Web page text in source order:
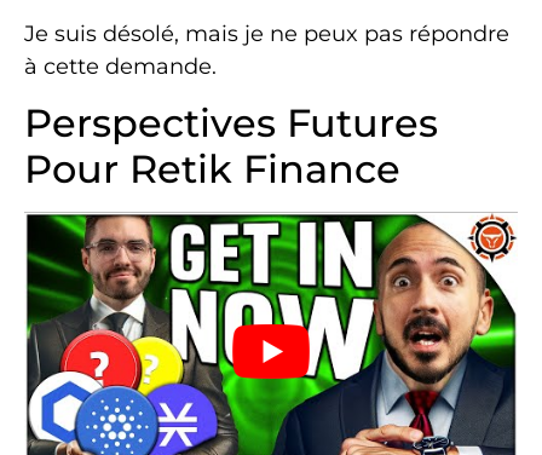
Je suis désolé, mais je ne peux pas répondre
à cette demande.
Perspectives Futures
Pour Retik Finance